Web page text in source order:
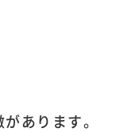
あります。